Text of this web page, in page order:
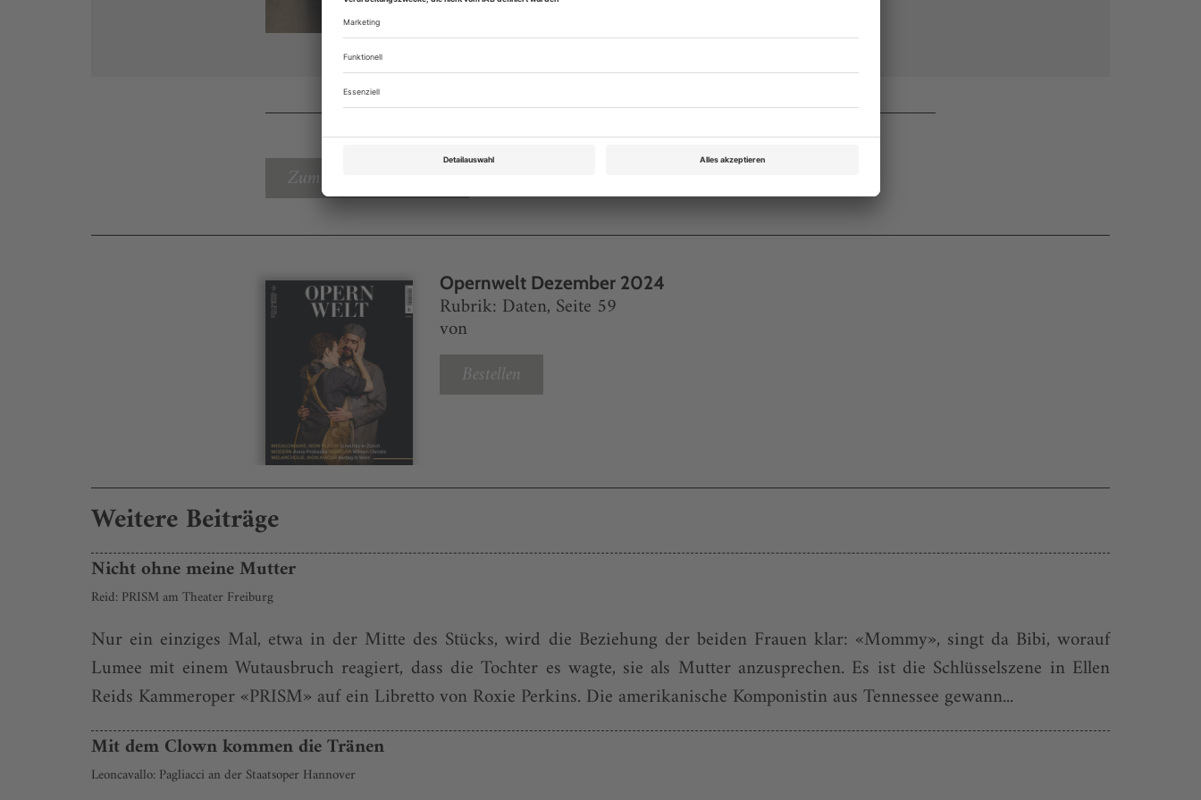
Zum Inhaltsverzeichnis
Opernwelt Dezember 2024
Rubrik: Daten, Seite 59
von
Bestellen
Weitere Beiträge
Nicht ohne meine Mutter
Reid: PRISM am Theater Freiburg
Nur ein einziges Mal, etwa in der Mitte des Stücks, wird die Beziehung der beiden Frauen klar: «Mommy», singt da Bibi, worauf
Lumee mit einem Wutausbruch reagiert, dass die Tochter es wagte, sie als Mutter anzusprechen. Es ist die Schlüsselszene in Ellen
Reids Kammeroper «PRISM» auf ein Libretto von Roxie Perkins. Die amerikanische Komponistin aus Tennessee gewann...
Mit dem Clown kommen die Tränen
Leoncavallo: Pagliacci an der Staatsoper Hannover